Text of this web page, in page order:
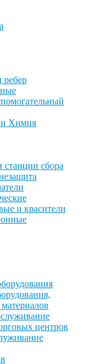
ребер
и Химия
сбора
и красители
центров